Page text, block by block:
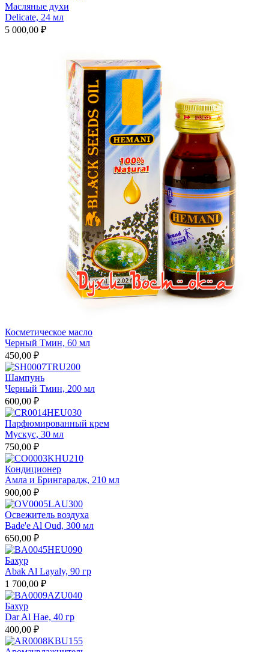
Масляные духи
Delicate, 24 мл
5 000,00 ₽
Косметическое масло
Черный Тмин, 60 мл
450,00 ₽
Шампунь
Черный Тмин, 200 мл
600,00 ₽
Парфюмированный крем
Мускус, 30 мл
750,00 ₽
Кондиционер
Амла и Брингарадж, 210 мл
900,00 ₽
Освежитель воздуха
Bade'e Al Oud, 300 мл
650,00 ₽
Бахур
Abak Al Layaly, 90 гр
1 700,00 ₽
Бахур
Dar Al Hae, 40 гр
400,00 ₽